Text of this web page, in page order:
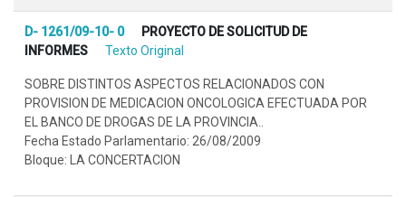
D- 1261/09-10- 0
PROYECTO DE SOLICITUD DE
INFORMES
Texto Original
SOBRE DISTINTOS ASPECTOS RELACIONADOS CON
PROVISION DE MEDICACION ONCOLOGICA EFECTUADA POR
EL BANCO DE DROGAS DE LA PROVINCIA..
Fecha Estado Parlamentario: 26/08/2009
Bloque: LA CONCERTACION